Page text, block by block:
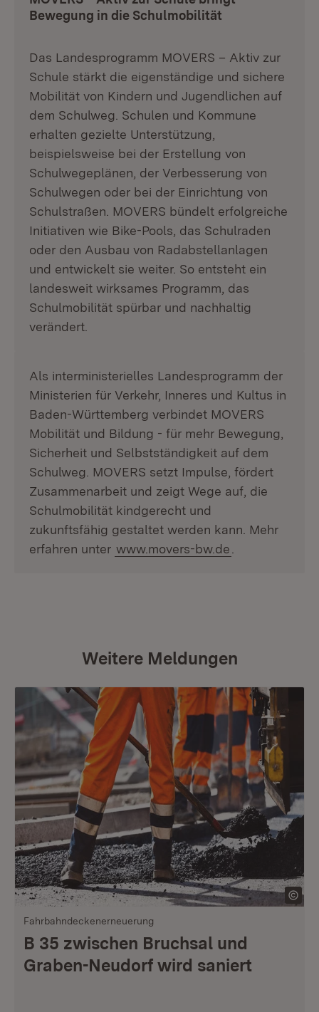
Bewegung in die Schulmobilität
Das Landesprogramm MOVERS – Aktiv zur
Schule stärkt die eigenständige und sichere
Mobilität von Kindern und Jugendlichen auf
dem Schulweg. Schulen und Kommune
erhalten gezielte Unterstützung,
beispielsweise bei der Erstellung von
Schulwegeplänen, der Verbesserung von
Schulwegen oder bei der Einrichtung von
Schulstraßen. MOVERS bündelt erfolgreiche
Initiativen wie Bike-Pools, das Schulraden
oder den Ausbau von Radabstellanlagen
und entwickelt sie weiter. So entsteht ein
landesweit wirksames Programm, das
Schulmobilität spürbar und nachhaltig
verändert.
Als interministerielles Landesprogramm der
Ministerien für Verkehr, Inneres und Kultus in
Baden-Württemberg verbindet MOVERS
Mobilität und Bildung - für mehr Bewegung,
Sicherheit und Selbstständigkeit auf dem
Schulweg. MOVERS setzt Impulse, fördert
Zusammenarbeit und zeigt Wege auf, die
Schulmobilität kindgerecht und
zukunftsfähig gestaltet werden kann. Mehr
erfahren unter www.movers-bw.de
Weitere Meldungen
Fahrbahndeckenerneuerung
B 35 zwischen Bruchsal und
Graben-Neudorf wird saniert